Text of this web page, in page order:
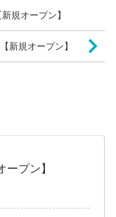
規オープン】
新規オープン】
プン】